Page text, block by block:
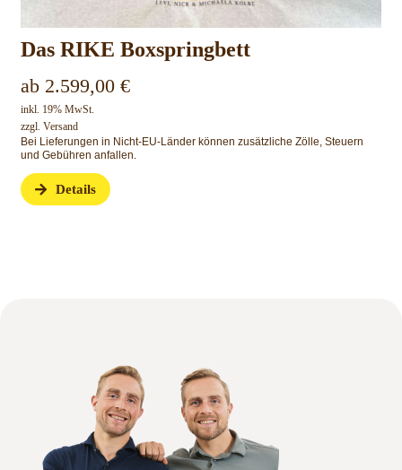
Das RIKE Boxspringbett
ab 2.599,00 €
inkl. 19% MwSt.
zzgl. Versand
Bei Lieferungen in Nicht-EU-Länder können zusätzliche Zölle, Steuern
und Gebühren anfallen.
Details